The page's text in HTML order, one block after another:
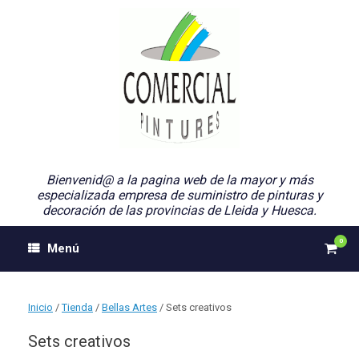
Bienvenid@ a la pagina web de la mayor y más
especializada empresa de suministro de pinturas y
decoración de las provincias de Lleida y Huesca.
Menú
Ver
0
Inicio /Tienda / Bellas Artes / Sets creativos
Sets creativos